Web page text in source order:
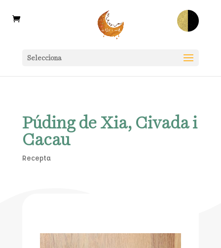
Selecciona
Púding de Xia, Civada i
Cacau
Recepta